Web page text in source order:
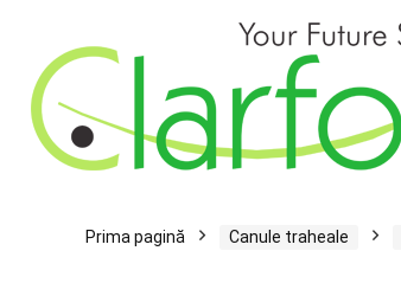
Prima pagină Canule traheale